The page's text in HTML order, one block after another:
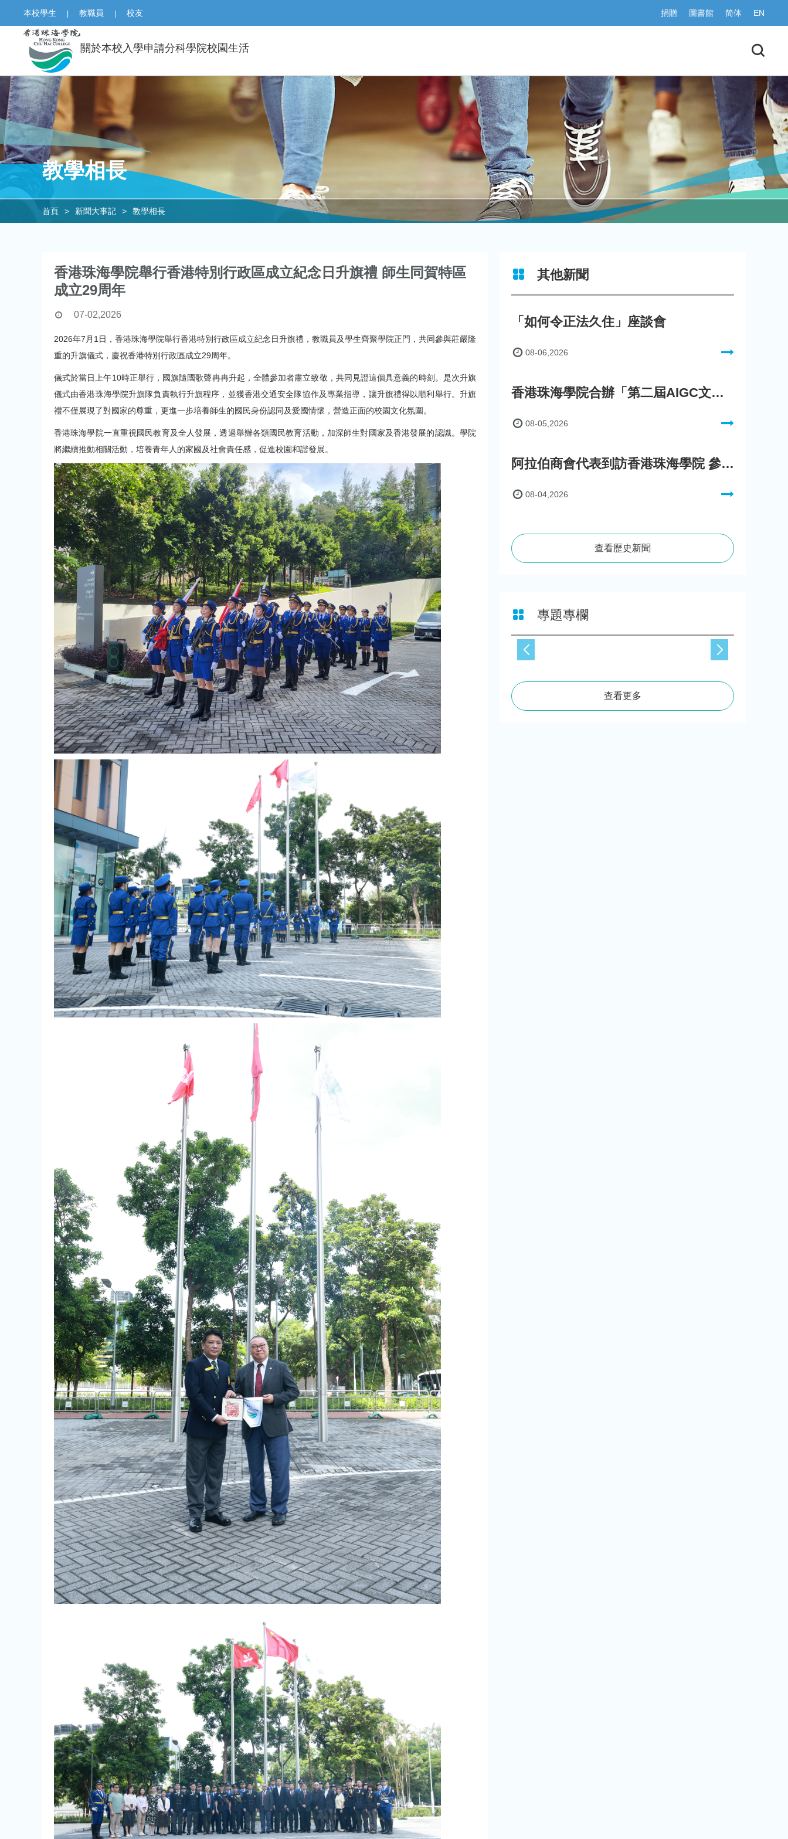
本校學生 | 教職員 | 校友 捐贈 圖書館 简体 EN
關於本校入學申請分科學院校園生活
教學相長
首頁 > 新聞大事記 > 教學相長
香港珠海學院舉行香港特別行政區成立紀念日升旗禮 師生同賀特區
成立29周年
07-02,2026
2026年7月1日，香港珠海學院舉行香港特別行政區成立紀念日升旗禮，教職員及學生齊聚學院正門，共同參與莊嚴隆
重的升旗儀式，慶祝香港特別行政區成立29周年。
儀式於當日上午10時正舉行，國旗隨國歌聲冉冉升起，全體參加者肅立致敬，共同見證這個具意義的時刻。是次升旗
儀式由香港珠海學院升旗隊負責執行升旗程序，並獲香港交通安全隊協作及專業指導，讓升旗禮得以順利舉行。升旗
禮不僅展現了對國家的尊重，更進一步培養師生的國民身份認同及愛國情懷，營造正面的校園文化氛圍。
香港珠海學院一直重視國民教育及全人發展，透過舉辦各類國民教育活動，加深師生對國家及香港發展的認識。學院
將繼續推動相關活動，培養青年人的家國及社會責任感，促進校園和諧發展。
其他新聞
「如何令正法久住」座談會
08-06,2026
香港珠海學院合辦「第二屆AIGC文化數字內容創作比賽」
08-05,2026
阿拉伯商會代表到訪香港珠海學院 參與「一帶一路」政策圓桌會議
08-04,2026
查看歷史新聞
專題專欄
查看更多